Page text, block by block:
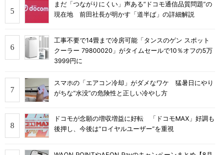
まだ「つながりにくい」声ある“ドコモ通信品質問題”の
現在地 前田社長が明かす「道半ば」の詳細解説
工事不要で14畳まで冷房可能「タンスのゲン スポット
クーラー 79800020」がタイムセールで10％オフの5万
3999円に
スマホの「エアコン冷却」がダメなワケ 猛暑日にやり
がちな“水没”の危険性と正しい冷やし方
ドコモが念願の増収増益に好転 「ドコモMAX」好調も
後押し、今後は“ロイヤルユーザー”を重視